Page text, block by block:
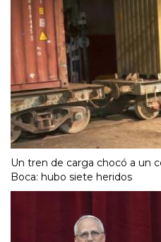
Un tren de carga chocó a un
Boca: hubo siete heridos